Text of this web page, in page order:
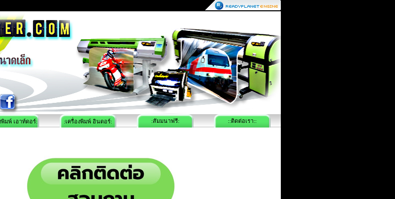
พิมพ์ เอาท์ดอร์: :เครื่องพิมพ์ อินดอร์: :สัมมนาฟรี:
::ติดต่อเรา::